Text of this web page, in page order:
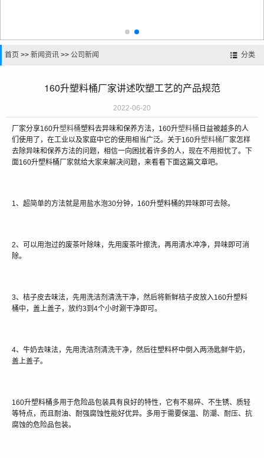
分类
首页 >> 新闻资讯 >> 公司新闻
160升塑料桶厂家讲述吹塑工艺的产品规范
2022-06-20
厂家分享160升塑料桶塑料去异味和保养方法，160升塑料桶 日益被越多的人
们使用了，在工业以及家庭中它的使用相当广泛。关于160升塑料桶厂家怎样
去除异味和保养方法的问题，相信一向困扰着许多的人，现在不用担忧了。下
面160升塑料桶厂家就给大家来解决问题，来看看下面这篇文章吧。
1、超简单的方法就是用盐水泡30分钟，160升塑料桶的异味即可去除。
2、可以用泡过的废茶叶除味，先用废茶叶擦洗，再用清水冲净，异味即可消
除。
3、桔子皮去味法，先用洗洁剂清洗干净，然后将新鲜桔子皮放入160升塑料
桶中，盖上盖子，放约3到4个小时涮干净即可。
4、牛奶去味法，先用洗洁剂清洗干净，然后往塑料杯中倒入两汤匙鲜牛奶，
盖上盖子。
160升塑料桶多用于危险品包装具有良好的特性，它有不易碎、不生锈、质轻
等特点，而且耐油、耐强腐蚀性能好优异。多用于需要保温、防潮、耐压、抗
腐蚀的危险品包装。